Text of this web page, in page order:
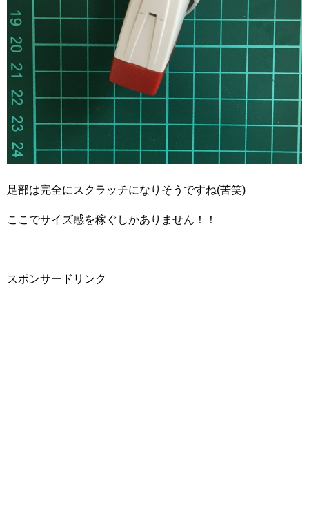
足部は完全にスクラッチになりそうですね(苦笑)
ここでサイズ感を稼ぐしかありません！！
スポンサードリンク